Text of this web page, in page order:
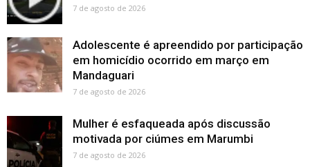
7 de agosto de 2026
Adolescente é apreendido por participação
em homicídio ocorrido em março em
Mandaguari
7 de agosto de 2026
Mulher é esfaqueada após discussão
motivada por ciúmes em Marumbi
7 de agosto de 2026